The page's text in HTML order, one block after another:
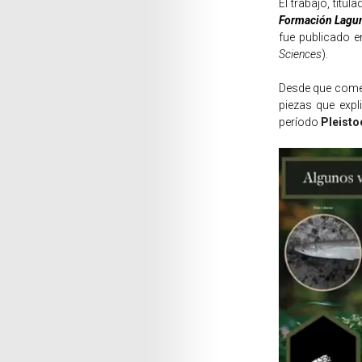
El trabajo,
Formación
fue publicado
Sciences).
Desde que
piezas que
período